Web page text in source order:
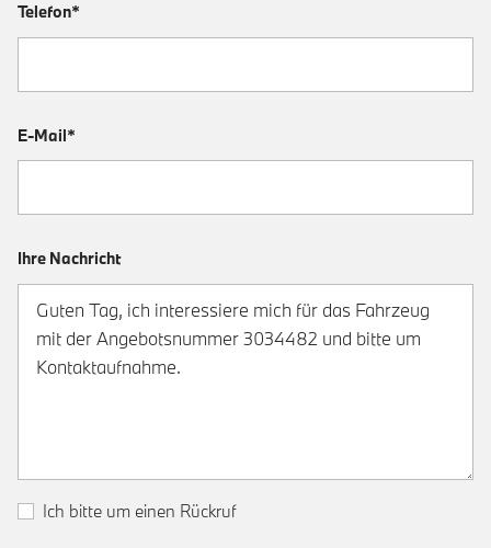
Telefon*
E-Mail*
Ihre Nachricht
Ich bitte um einen Rückruf